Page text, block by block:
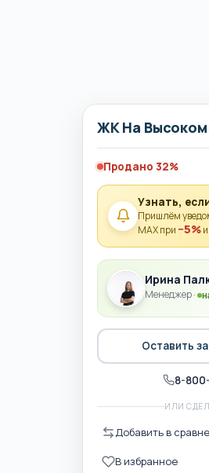
ЖК На Высоком
Продано 32%
Узнать,
Пришлём
MAX при −5%
Ирина
Менеджер ·
Оставить
8-
ИЛИ
Добавить в
В избранное